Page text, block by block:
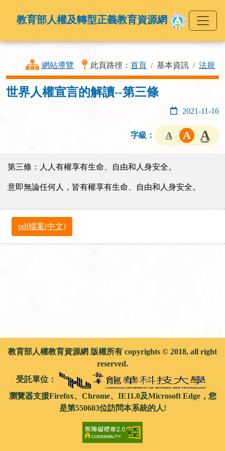
教育部人權及轉型正義教育資源網
網站導覽 此頁路徑： 首頁 基本資訊 法規
世界人權宣言的解讀--第三條
2021-11-16
字級：
第三條：人人有權享有生命、自由和人身安全。
意即無論任何人，皆有權享有生命、自由和人身安全。
pdf檔案(中文)
教育部人權教育資源網 版權所有 copyrights © 2018, all right
reserved.
受託單位：
瀏覽器支援Firefox、Chrome、IE11.0及Microsoft Edge，您
是第550603位訪問本系統的人!